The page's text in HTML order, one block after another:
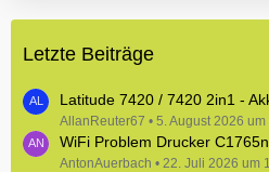
r
g
i
ä
g
e
e
e
i
t
r
Letzte Beiträge
Latitude 7420 / 7420 2in1 -
AllanReuter67 5. August 2026 um
WiFi Problem Drucker
AntonAuerbach 22. Juli 2026 um